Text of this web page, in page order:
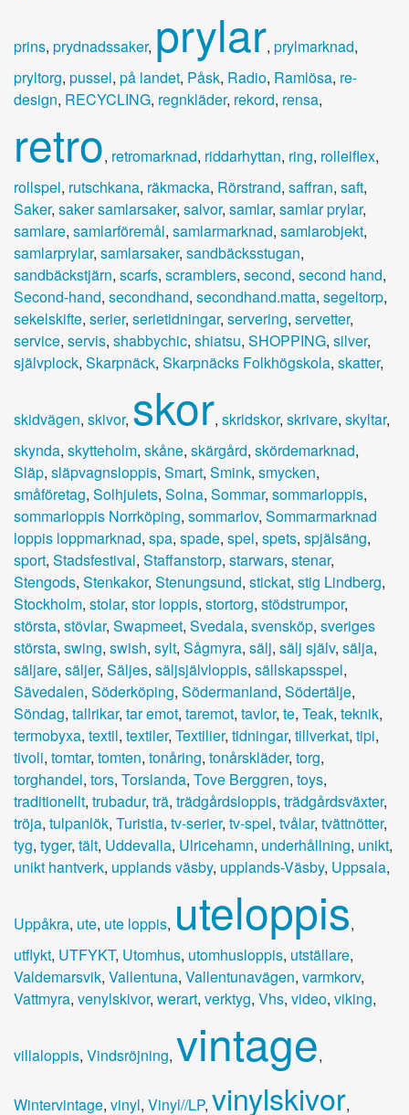
prins, prydnadssaker, prylar, prylmarknad,
pryltorg, pussel, på landet, Påsk, Radio, Ramlösa, re-
design, RECYCLING, regnkläder, rekord, rensa,
retro, retromarknad, riddarhyttan, ring, rolleiflex,
rollspel, rutschkana, räkmacka, Rörstrand, saffran, saft,
Saker, saker samlarsaker, salvor, samlar, samlar prylar,
samlare, samlarföremål, samlarmarknad, samlarobjekt,
samlarprylar, samlarsaker, sandbäcksstugan,
sandbäckstjärn, scarfs, scramblers, second, second hand,
Second-hand, secondhand, secondhand.matta, segeltorp,
sekelskifte, serier, serietidningar, servering, servetter,
service, servis, shabbychic, shiatsu, SHOPPING, silver,
självplock, Skarpnäck, Skarpnäcks Folkhögskola, skatter,
skidvägen, skivor, skor, skridskor, skrivare, skyltar,
skynda, skytteholm, skåne, skärgård, skördemarknad,
Släp, släpvagnsloppis, Smart, Smink, smycken,
småföretag, Solhjulets, Solna, Sommar, sommarloppis,
sommarloppis Norrköping, sommarlov, Sommarmarknad
loppis loppmarknad, spa, spade, spel, spets, spjälsäng,
sport, Stadsfestival, Staffanstorp, starwars, stenar,
Stengods, Stenkakor, Stenungsund, stickat, stig Lindberg,
Stockholm, stolar, stor loppis, stortorg, stödstrumpor,
största, stövlar, Swapmeet, Svedala, svensköp, sveriges
största, swing, swish, sylt, Sågmyra, sälj, sälj själv, sälja,
säljare, säljer, Säljes, säljsjälvloppis, sällskapsspel,
Sävedalen, Söderköping, Södermanland, Södertälje,
Söndag, tallrikar, tar emot, taremot, tavlor, te, Teak, teknik,
termobyxa, textil, textiler, Textilier, tidningar, tillverkat, tipi,
tivoli, tomtar, tomten, tonåring, tonårskläder, torg,
torghandel, tors, Torslanda, Tove Berggren, toys,
traditionellt, trubadur, trä, trädgårdsloppis, trädgårdsväxter,
tröja, tulpanlök, Turistia, tv-serier, tv-spel, tvålar, tvättnötter,
tyg, tyger, tält, Uddevalla, Ulricehamn, underhållning, unikt,
unikt hantverk, upplands väsby, upplands-Väsby, Uppsala,
Uppåkra, ute, ute loppis, uteloppis,
utflykt, UTFYKT, Utomhus, utomhusloppis, utställare,
Valdemarsvik, Vallentuna, Vallentunavägen, varmkorv,
Vattmyra, venylskivor, werart, verktyg, Vhs, video, viking,
villaloppis, Vindsröjning, vintage,
Wintervintage, vinyl, Vinyl//LP, vinylskivor,